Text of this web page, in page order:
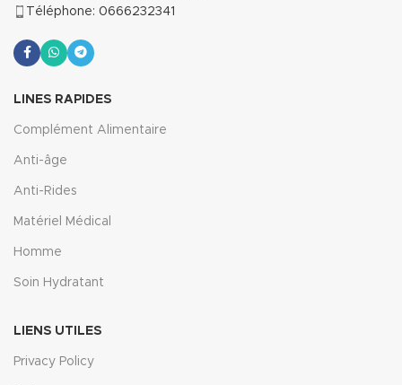
Téléphone: 0666232341
LINES RAPIDES
Complément Alimentaire
Anti-âge
Anti-Rides
Matériel Médical
Homme
Soin Hydratant
LIENS UTILES
Privacy Policy